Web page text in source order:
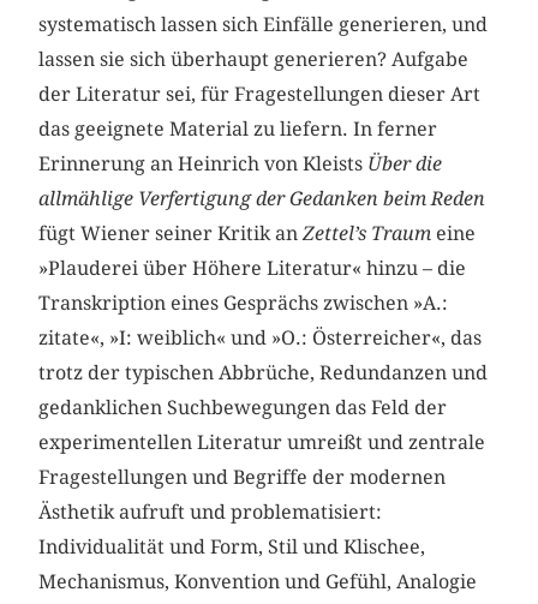
systematisch lassen sich Einfälle generieren, und
lassen sie sich überhaupt generieren? Aufgabe
der Literatur sei, für Fragestellungen dieser Art
das geeignete Material zu liefern. In ferner
Erinnerung an Heinrich von Kleists Über die
allmählige Verfertigung der Gedanken beim Reden
fügt Wiener seiner Kritik anZettel’s Traum eine
»Plauderei über Höhere Literatur« hinzu – die
Transkription eines Gesprächs zwischen »A.:
zitate«, »I: weiblich« und »O.: Österreicher«, das
trotz der typischen Abbrüche, Redundanzen und
gedanklichen Suchbewegungen das Feld der
experimentellen Literatur umreißt und zentrale
Fragestellungen und Begriffe der modernen
Ästhetik aufruft und problematisiert:
Individualität und Form, Stil und Klischee,
Mechanismus, Konvention und Gefühl, Analogie